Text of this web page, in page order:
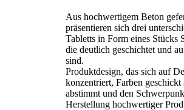
Aus hochwertigem Beton
präsentieren sich drei
Tabletts in Form eines Stücks
die deutlich geschichtet und
sind.
Produktdesign, das sich auf
konzentriert, Farben geschickt
abstimmt und den
Herstellung hochwertiger